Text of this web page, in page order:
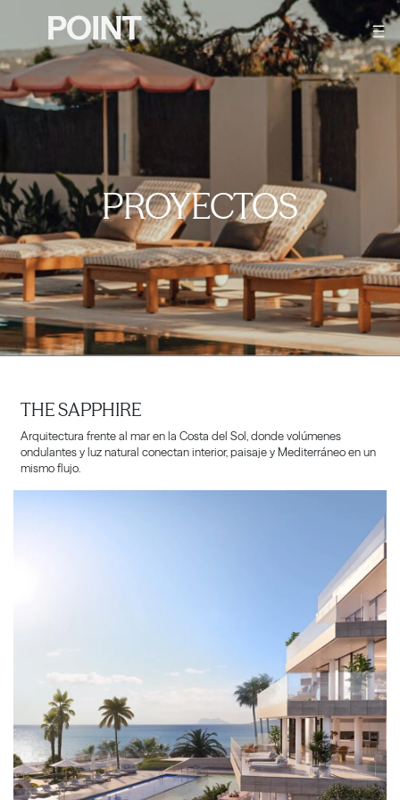
PROYECTOS
THE SAPPHIRE
Arquitectura frente al mar en la Costa del Sol, donde volúmenes
ondulantes y luz natural conectan interior, paisaje y Mediterráneo en un
mismo flujo.